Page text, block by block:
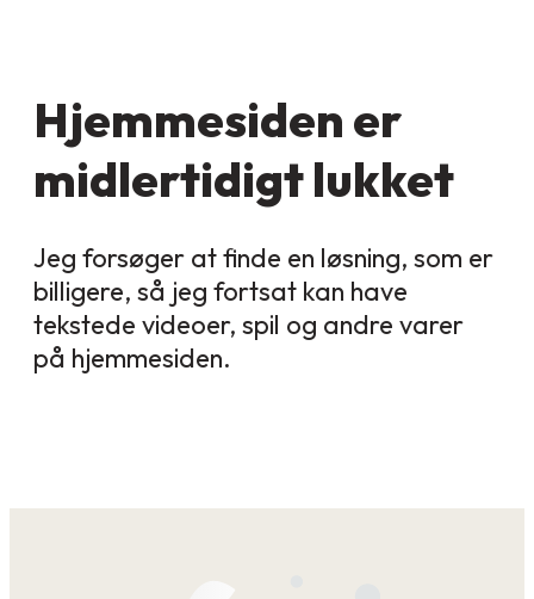
Hjemmesiden er
midlertidigt lukket
Jeg forsøger at finde en løsning, som er
billigere, så jeg fortsat kan have
tekstede videoer, spil og andre varer
på hjemmesiden.